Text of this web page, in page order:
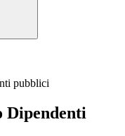
pubblici
Dipendenti